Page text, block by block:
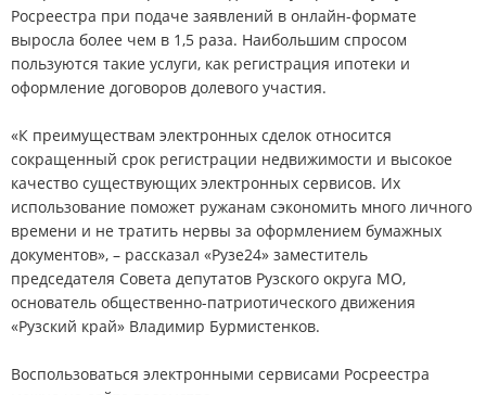
Росреестра при подаче заявлений в онлайн-формате
выросла более чем в 1,5 раза. Наибольшим спросом
пользуются такие услуги, как регистрация ипотеки и
оформление договоров долевого участия.
«К преимуществам электронных сделок относится
сокращенный срок регистрации недвижимости и высокое
качество существующих электронных сервисов. Их
использование поможет ружанам сэкономить много личного
времени и не тратить нервы за оформлением бумажных
документов», – рассказал «Рузе24» заместитель
председателя Совета депутатов Рузского округа МО,
основатель общественно-патриотического движения
«Рузский край» Владимир Бурмистенков.
Воспользоваться электронными сервисами Росреестра